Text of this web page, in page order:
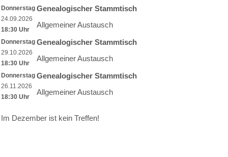
Donnerstag
24.09.2026
18:30 Uhr
Genealogischer Stammtisch
Allgemeiner Austausch
Donnerstag
29.10.2026
18:30 Uhr
Genealogischer Stammtisch
Allgemeiner Austausch
Donnerstag
26.11.2026
18:30 Uhr
Genealogischer Stammtisch
Allgemeiner Austausch
Im Dezember ist kein Treffen!